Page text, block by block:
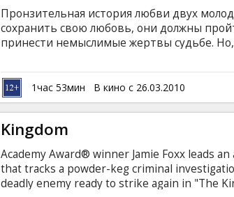
Пронзительная история любви двух
сохранить свою любовь, они должны
принести немыслимые жертвы судьбе.
Паттинсон. В ролях: Robert Pattinson,
Cooper, Martha Plimpton Pежиссёр: Allen
на английском языке с субтитрами на
1час 53мин В кино с 26.03.2010
Kingdom
Academy Award® winner Jamie Foxx leads
that tracks a powder-keg criminal
deadly enemy ready to strike again in "The